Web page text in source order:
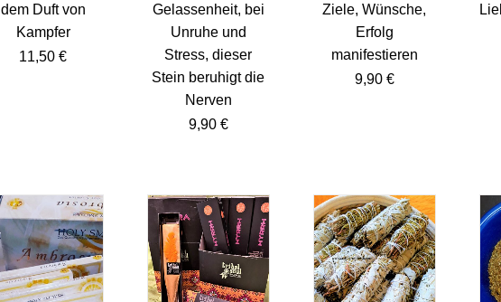
dem Duft von
Kampfer
11,50 €
Gelassenheit, bei
Unruhe und
Stress, dieser
Stein beruhigt die
Nerven
9,90€
Ziele, Wünsche,
Erfolg
manifestieren
9,90 €